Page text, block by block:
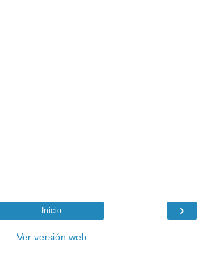
›
Inicio
Ver versión web